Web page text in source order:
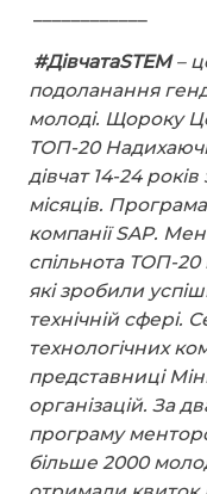
#ДівчатаSTEM–
подоланання
молоді. Щороку
ТОП-20
дівчат 14-24
місяців.
компанії SAP.
спільнота ТОП-20
які зробили
технічній
технологічних
представниці
організацій. За
програму
більше 2000